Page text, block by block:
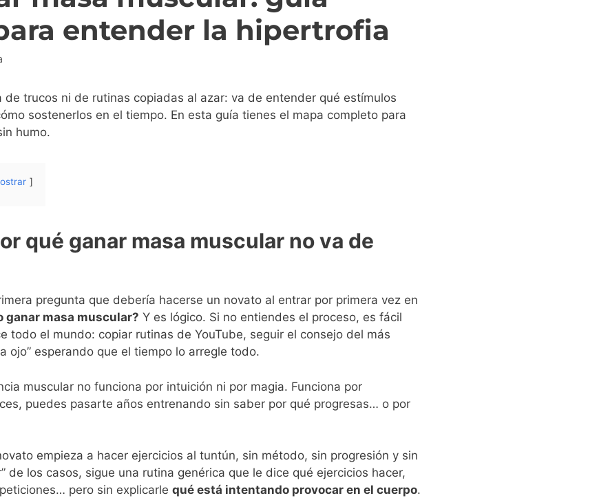
entender la hipertrofia
de trucos ni de rutinas copiadas al azar: va de entender qué estímulos
sostenerlos en el tiempo. En esta guía tienes el mapa completo para
humo.
qué ganar masa muscular no va de
pregunta que debería hacerse un novato al entrar por primera vez en
ganar masa muscular? Y es lógico. Si no entiendes el proceso, es fácil
todo el mundo: copiar rutinas de YouTube, seguir el consejo del más
ojo” esperando que el tiempo lo arregle todo.
muscular no funciona por intuición ni por magia. Funciona por
puedes pasarte años entrenando sin saber por qué progresas… o por
empieza a hacer ejercicios al tuntún, sin método, sin progresión y sin
de los casos, sigue una rutina genérica que le dice qué ejercicios hacer,
pero sin explicarle qué está intentando provocar en el cuerpo.